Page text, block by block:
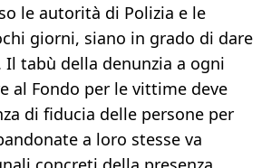
le autorità di Polizia e le
giorni, siano in grado di dare
tabù della denunzia a ogni
al Fondo per le vittime deve
di fiducia delle persone per
a loro stesse va